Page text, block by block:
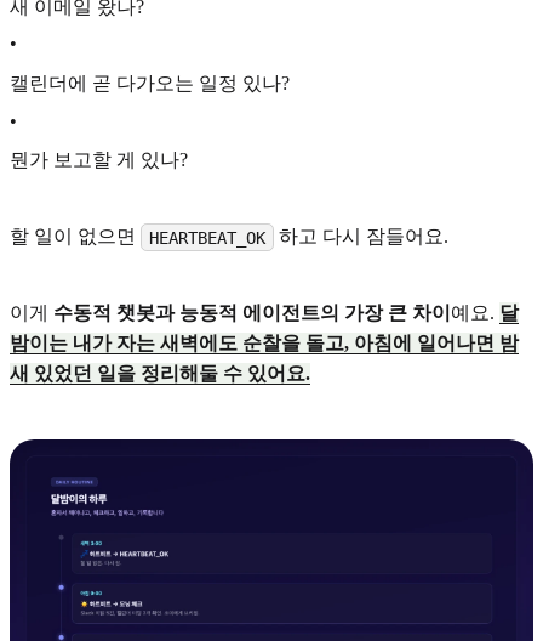
새 이메일 왔나?
•
캘린더에 곧 다가오는 일정 있나?
•
뭔가 보고할 게 있나?
할 일이 없으면 HEARTBEAT_OK 하고 다시 잠들어요.
이게 수동적 챗봇과 능동적 에이전트의 가장 큰 차이 예요. 달
밤이는 내가 자는 새벽에도 순찰을 돌고, 아침에 일어나면 밤
새 있었던 일을 정리해둘 수 있어요.